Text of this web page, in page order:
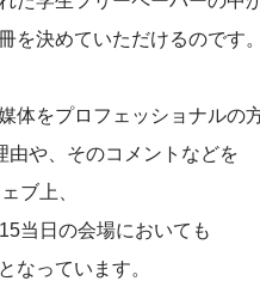
を決めていただけるのです。
体をプロフェッショナルの
由や、そのコメントなどを
ブ上、
当日の会場においても
なっています。